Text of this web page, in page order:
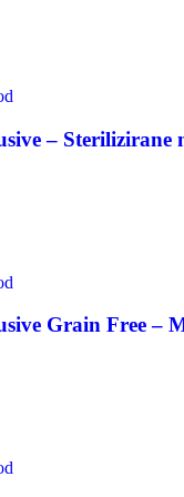
– Sterilizirane
Grain Free –